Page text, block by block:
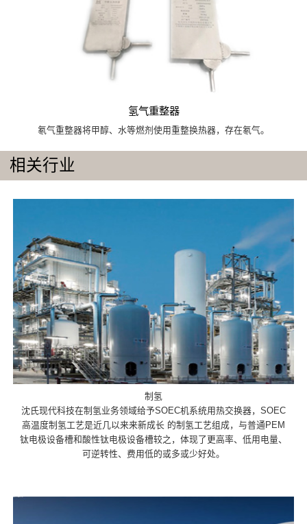
氢气重整器
氡气重整器将甲醇、水等燃剂使用重整换热器，存在氡气。
相关行业
制氢
沈氏现代科技在制氢业务领域给予SOEC机系统用热交换器，SOEC
高温度制氢工艺是近几以来来新成长 的制氢工艺组成，与普通PEM
钛电极设备槽和酸性钛电极设备槽较之，体现了更高率、低用电量、
可逆转性、费用低的或多或少好处。